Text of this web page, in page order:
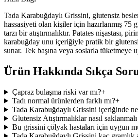
Tada Karabuğdaylı Grissini, glutensiz
hassasiyeti olan kişiler için hazırlanmış 75
tarzı bir atıştırmalıktır. Patates nişastası,
karabuğday unu içeriğiyle pratik bir
sunar. Tek başına veya soslarla tüketmeye
Ürün Hakkında Sıkça
Çapraz bulaşma riski var mı?+
Tadı normal ürünlerden farklı mı?+
Tada Karabuğdaylı Grissini içeriğinde
Glutensiz Atıştırmalıklar nasıl
Bu grissini çölyak hastaları için uygun